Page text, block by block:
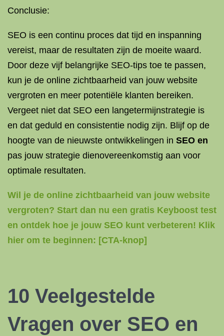
Conclusie:
SEO is een continu proces dat tijd en inspanning
vereist, maar de resultaten zijn de moeite waard.
Door deze vijf belangrijke SEO-tips toe te passen,
kun je de online zichtbaarheid van jouw website
vergroten en meer potentiële klanten bereiken.
Vergeet niet dat SEO een langetermijnstrategie is
en dat geduld en consistentie nodig zijn. Blijf op de
hoogte van de nieuwste ontwikkelingen in SEO en
pas jouw strategie dienovereenkomstig aan voor
optimale resultaten.
Wil je de online zichtbaarheid van jouw website
vergroten? Start dan nu een gratis Keyboost test
en ontdek hoe je jouw SEO kunt verbeteren! Klik
hier om te beginnen: [CTA-knop]
10 Veelgestelde
Vragen over SEO en